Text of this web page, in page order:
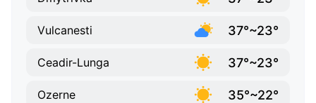
Vulcanesti 37°~23°
Ceadir-Lunga 37°~23°
Ozerne 35°~22°